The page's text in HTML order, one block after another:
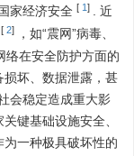
家经济安全 [ 1]
. 近
[ 2]
，如“震网”病毒、
络在安全防护方面的
坏、数据泄露，甚
会稳定造成重大影
键基础设施安全、
一种极具破坏性的